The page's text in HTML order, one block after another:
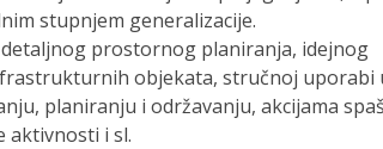
stupnjem generalizacije.
prostornog planiranja, idejnog
objekata, stručnoj uporabi
planiranju i održavanju, akcijama
aktivnosti i sl.